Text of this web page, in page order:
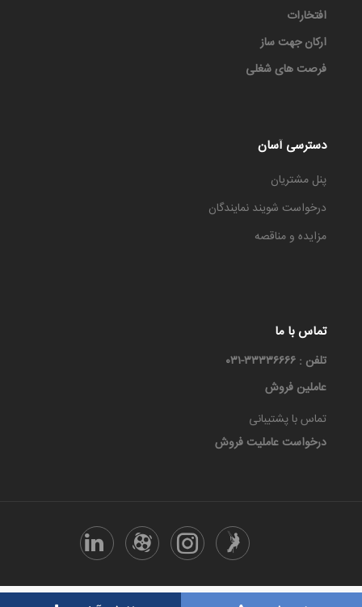
افتخارات
ارکان جهت ساز
فرصت های شغلی
دسترسی آسان
پنل مشتریان
درخواست شویند نمایندگان
مزایده و مناقصه
تماس با ما
تلفن : ۳۳۳۳۶۶۶۶-۰۳۱
عاملین فروش
تماس با پشتیبانی
درخواست عاملیت فروش
تمامی حقوق این سایت متعلق هست به معجزه